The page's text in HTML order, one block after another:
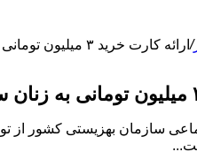
/ارائه کارت خرید ۳ میلیون تومانی به زنان سرپرست خانوار